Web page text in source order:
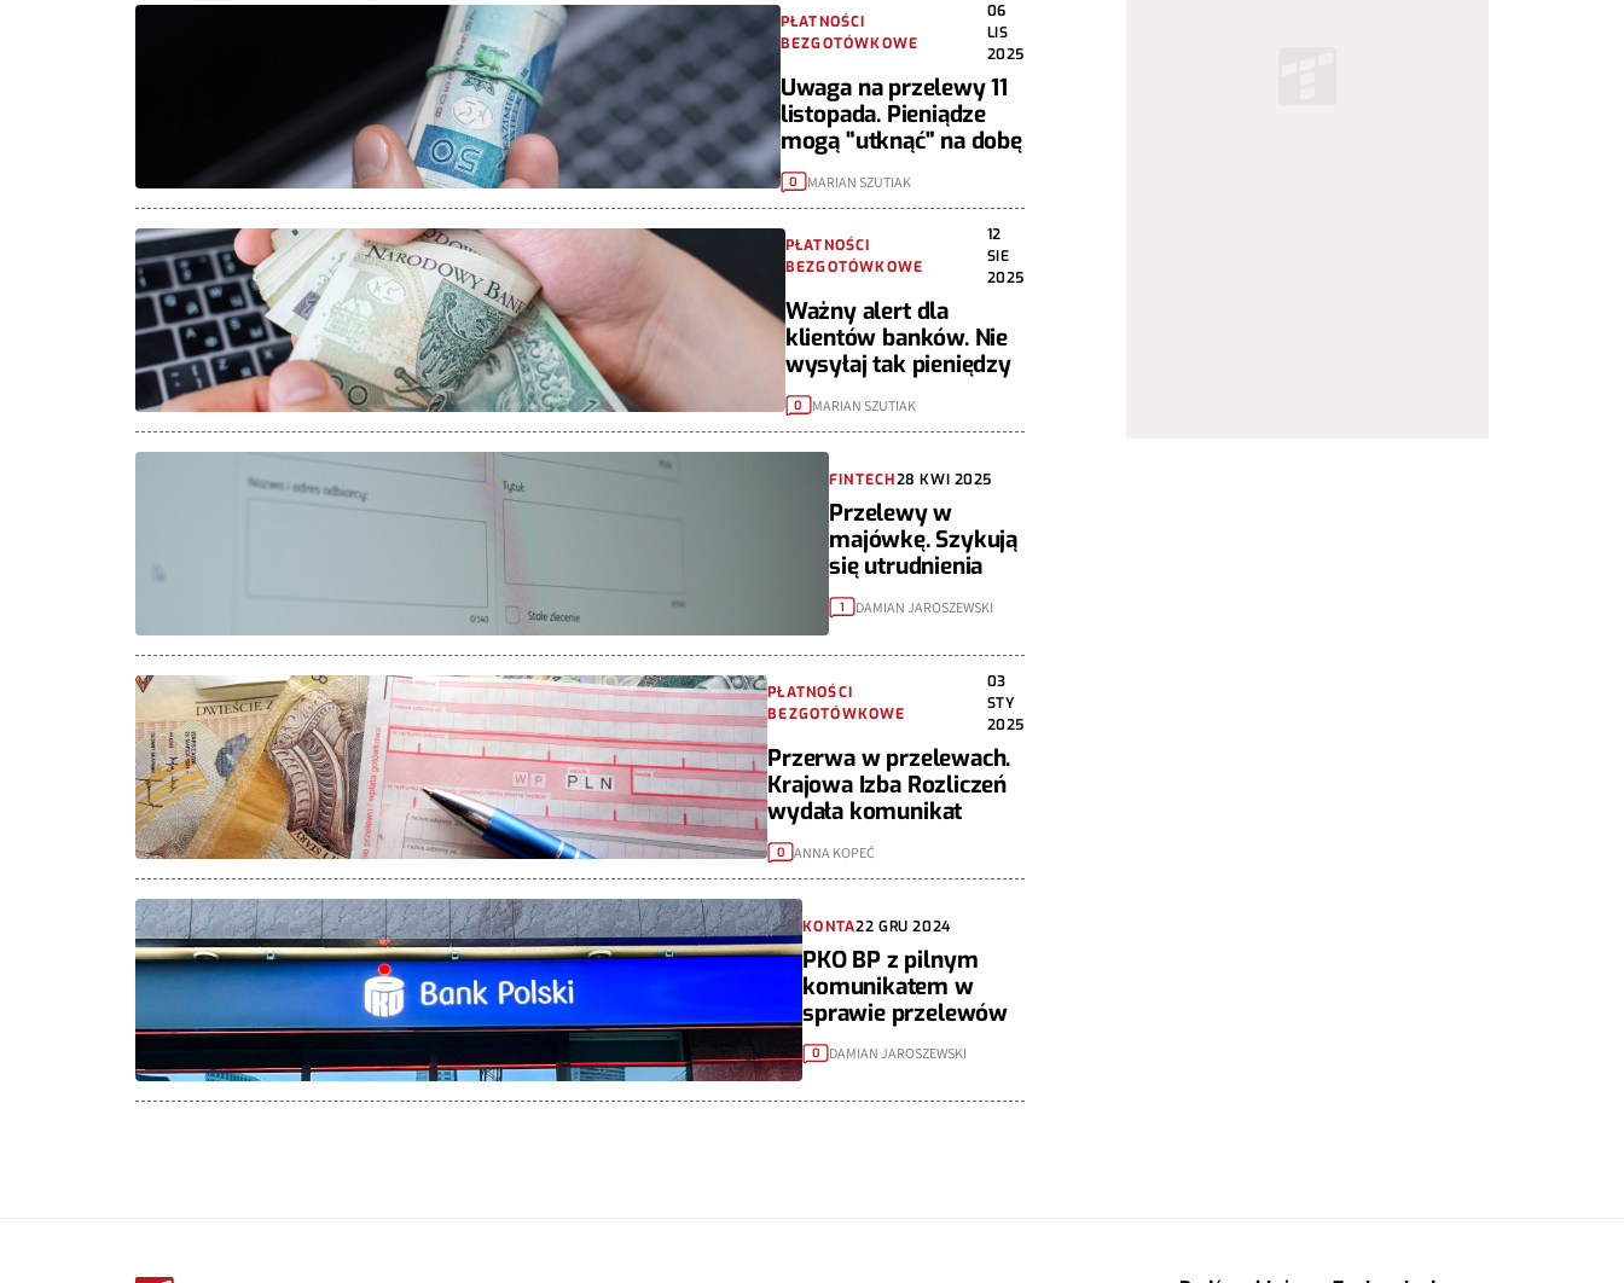
PŁATNOŚCI
BEZGOTÓWKOWE
06
LIS
2025
Uwaga na przelewy 11
listopada. Pieniądze
mogą "utknąć" na dobę
0 MARIAN SZUTIAK
PŁATNOŚCI
BEZGOTÓWKOWE
12
SIE
2025
Ważny alert dla
klientów banków. Nie
wysyłaj tak pieniędzy
0 MARIAN SZUTIAK
FINTECH28 KWI 2025
Przelewy w
majówkę. Szykują
się utrudnienia
1 DAMIAN JAROSZEWSKI
PŁATNOŚCI
BEZGOTÓWKOWE
03
STY
2025
Przerwa w przelewach.
Krajowa Izba Rozliczeń
wydała komunikat
0 ANNA KOPEĆ
KONTA22 GRU 2024
PKO BP z pilnym
komunikatem w
sprawie przelewów
0 DAMIAN JAROSZEWSKI